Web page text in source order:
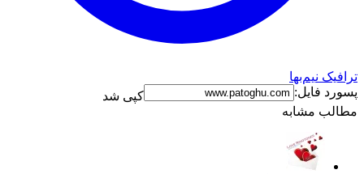
ترافیک نیم‌بها
پسورد فایل:
کپی شد
مطالب مشابه